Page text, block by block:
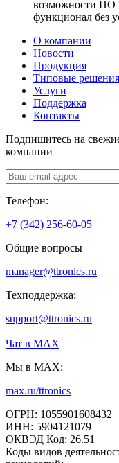
возможности ПО
функционал без
О компании
Новости
Продукция
Типовые решения
Услуги
Поддержка
Контакты
Подпишитесь на
компании
Телефон:
+7 (342) 256-60-05
Общие вопросы
manager@ttronics.ru
Техподдержка:
support@ttronics.ru
Чат в МАХ
Мы в MAX:
max.ru/ttronics
ОГРН: 1055901608432
ИНН: 5904121079
ОКВЭД Код: 26.51
Коды видов